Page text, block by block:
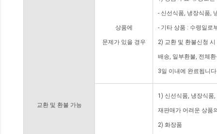
교환 및 환불 가능
상품에
문제가 있을 경우
- 신선식품, 냉장식품,
- 기타 상품 : 수령일로
2) 교환 및 환불신청
배송, 일부환불, 전체
3일 이내에 완료됩니
1) 신선식품, 냉장식품
재판매가 어려운 상품
2) 화장품